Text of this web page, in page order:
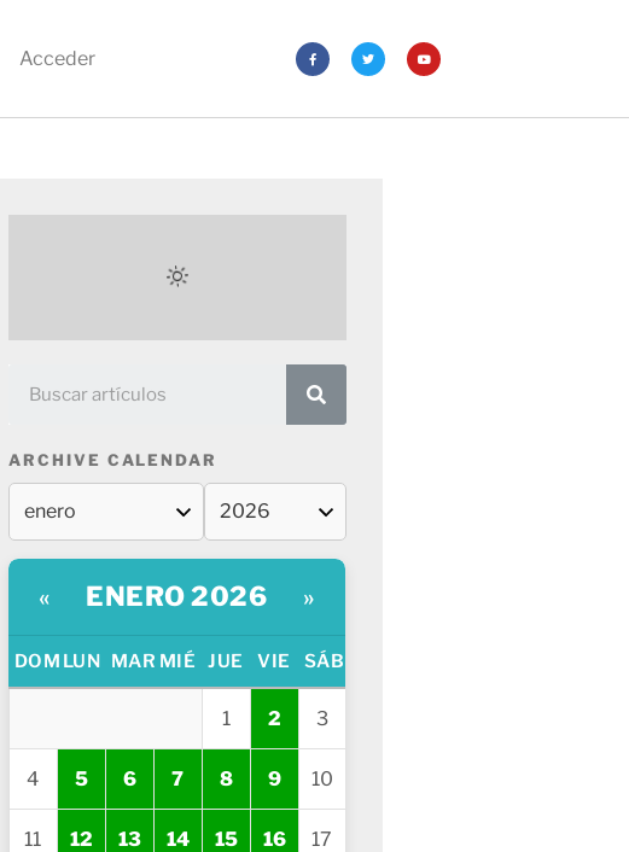
Acceder
ARCHIVE CALENDAR
« ENERO 2026 »
DOM LUN MAR MIÉ JUE VIE SÁB
1 2 3
4 5 6 7 8 9 10
11 12 13 14 15 16 17